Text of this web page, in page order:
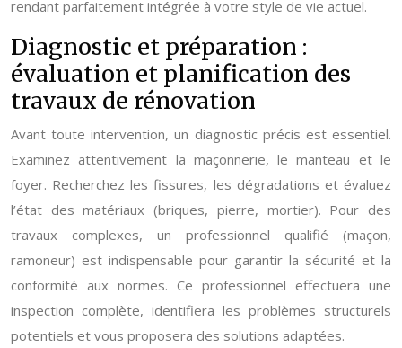
rendant parfaitement intégrée à votre style de vie actuel.
Diagnostic et préparation :
évaluation et planification des
travaux de rénovation
Avant toute intervention, un diagnostic précis est essentiel.
Examinez attentivement la maçonnerie, le manteau et le
foyer. Recherchez les fissures, les dégradations et évaluez
l’état des matériaux (briques, pierre, mortier). Pour des
travaux complexes, un professionnel qualifié (maçon,
ramoneur) est indispensable pour garantir la sécurité et la
conformité aux normes. Ce professionnel effectuera une
inspection complète, identifiera les problèmes structurels
potentiels et vous proposera des solutions adaptées.